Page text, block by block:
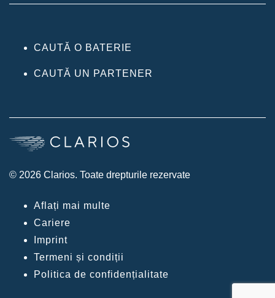
CAUTĂ O BATERIE
CAUTĂ UN PARTENER
© 2026 Clarios. Toate drepturile rezervate
Aflați mai multe
Cariere
Imprint
Termeni și condiții
Politica de confidențialitate